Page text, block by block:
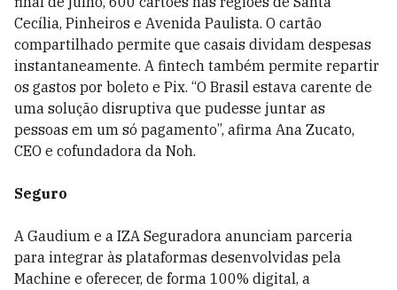
Cecília, Pinheiros e Avenida Paulista. O cartão
compartilhado permite que casais dividam despesas
instantaneamente. A fintech também permite repartir
os gastos por boleto e Pix. “O Brasil estava carente de
uma solução disruptiva que pudesse juntar as
pessoas em um só pagamento”, afirma Ana Zucato,
CEO e cofundadora da Noh.
Seguro
A Gaudium e a IZA Seguradora anunciam parceria
para integrar às plataformas desenvolvidas pela
Machine e oferecer, de forma 100% digital, a